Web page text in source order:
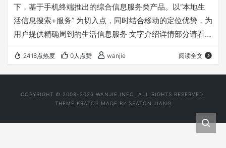
下，基于手机终端推出的综合信息服务类产品。以“本地生
活信息搜索+服务” 为切入点，同时结合移动的定位优势，为
用户提供精确周到的生活信息服务 文字介绍详情部分请看网
http://tech.163.com/mobile/09/0325/17/55932R3300113
97H.html 资费框架 除地图服务外，号码百事通（移动版）
式。资费为5元/月，0.5元/次 ，地图嘛，大…
2418点热度 0人点赞 wanjie 阅读全文
COPYRIGHT © 2008-2026 WANJIE.INFO. ALL RIGHTS RESERVED.
THEME KRATOS MADE BY SEATON JIANG